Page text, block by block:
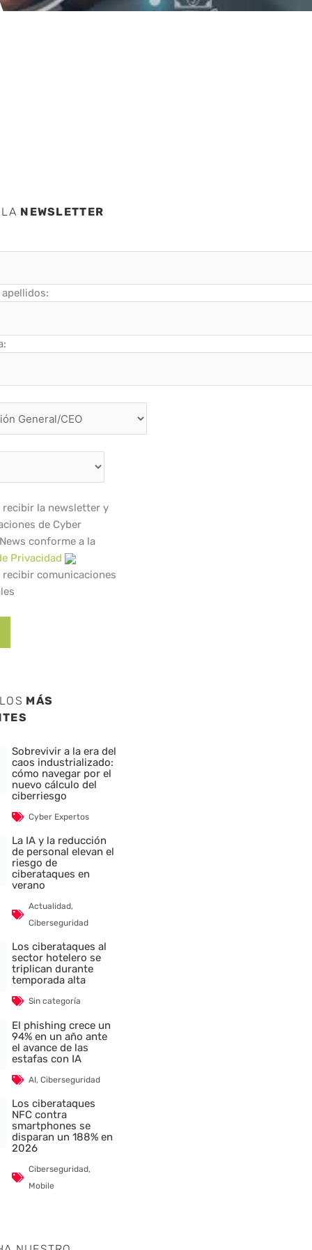
NEWSLETTER
recibir la newsletter y
de Cyber
conforme a la
Privacidad
recibir comunicaciones
MÁS
Sobrevivir a la era del
caos industrializado:
cómo navegar por el
nuevo cálculo del
ciberriesgo
Cyber Expertos
La IA y la reducción
de personal elevan el
riesgo de
ciberataques en
verano
Actualidad,
Ciberseguridad
Los ciberataques al
sector hotelero se
triplican durante
temporada alta
Sin categoría
El phishing crece un
94% en un año ante
el avance de las
estafas con IA
AI,Ciberseguridad
Los ciberataques
NFC contra
smartphones se
disparan un 188% en
2026
Ciberseguridad,
Mobile